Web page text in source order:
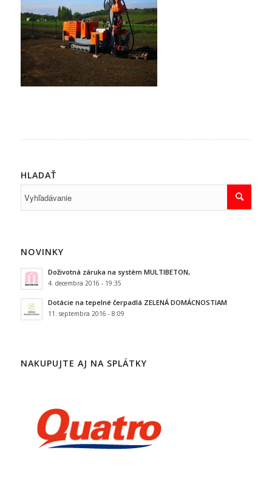
HLADAŤ
NOVINKY
Doživotná záruka na systém MULTIBETON,
4. decembra 2016 - 19:35
Dotácie na tepelné čerpadlá ZELENÁ DOMÁCNOSTIAM
11. septembra 2016 - 8:09
NAKUPUJTE AJ NA SPLÁTKY